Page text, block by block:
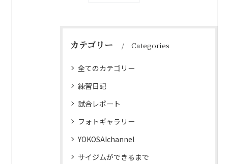
カテゴリー Categories
全てのカテゴリー
練習日記
試合レポート
フォトギャラリー
YOKOSAIchannel
サイジムができるまで